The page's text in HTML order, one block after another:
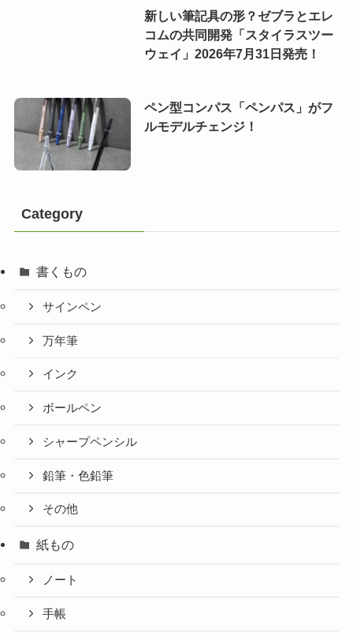
新しい筆記具の形？ゼブラとエレ
コムの共同開発「スタイラスツー
ウェイ」2026年7月31日発売！
ペン型コンパス「ペンパス」がフ
ルモデルチェンジ！
Category
書くもの
サインペン
万年筆
インク
ボールペン
シャープペンシル
鉛筆・色鉛筆
その他
紙もの
ノート
手帳